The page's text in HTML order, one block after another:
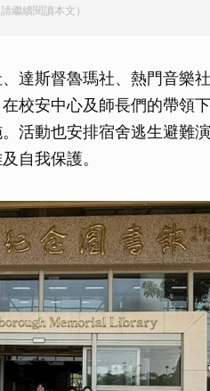
繼續閱讀本文）
達斯督魯瑪社、熱門音樂
校安中心及師長們的帶領
活動也安排宿舍逃生避難
自我保護。